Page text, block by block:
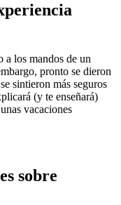
a los mandos de un
pronto se dieron
sintieron más seguros
(y te enseñará)
vacaciones
sobre